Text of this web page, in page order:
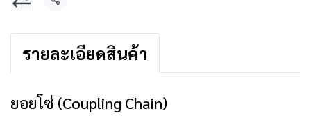
แชร์
รายละเอียดสินค้า
ยอยโซ่ (Coupling Chain)